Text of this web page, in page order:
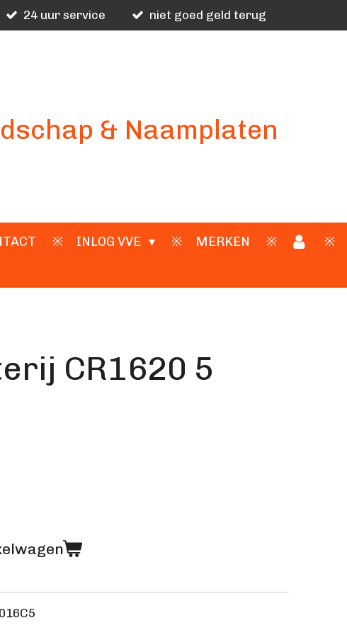
24 uur service niet goed geld terug
& Naamplaten
INLOG VVE MERKEN
CR1620 5